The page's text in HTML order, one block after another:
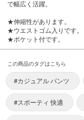
で幅広く活躍。
★伸縮性があります。
★ウエストゴム入りです。
★ポケット付です。
この商品のタグはこちら
#カジュアル パンツ
#スポーティ 快適